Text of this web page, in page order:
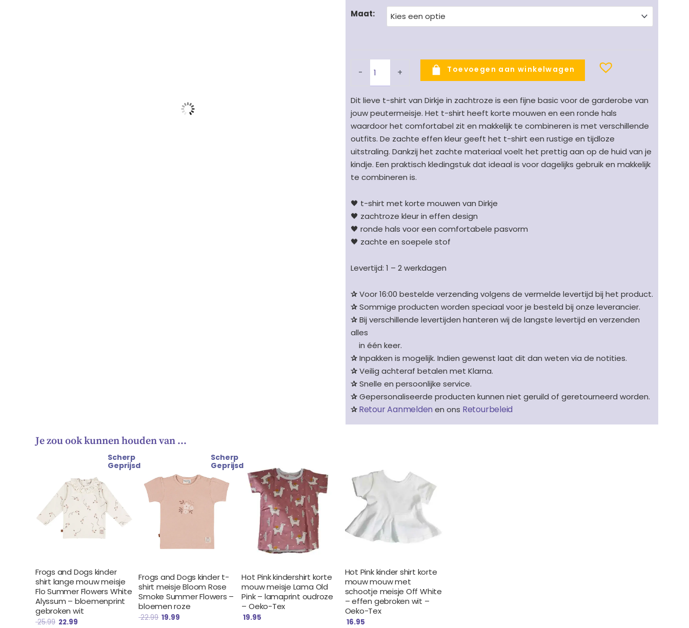
Maat:
-
Dirkje
Babywear
meisjes
Basics
Light
Pink
-
effen
zachtroze
aantal
+ Toevoegen aan winkelwagen
Dit lieve t-shirt van Dirkje in zachtroze is een fijne basic voor de garderobe van
jouw peutermeisje. Het t-shirt heeft korte mouwen en een ronde hals
waardoor het comfortabel zit en makkelijk te combineren is met verschillende
outfits. De zachte effen kleur geeft het t-shirt een rustige en tijdloze
uitstraling. Dankzij het zachte materiaal voelt het prettig aan op de huid van je
kindje. Een praktisch kledingstuk dat ideaal is voor dagelijks gebruik en makkelijk
te combineren is.
🖤 t-shirt met korte mouwen van Dirkje
🖤 zachtroze kleur in effen design
🖤 ronde hals voor een comfortabele pasvorm
🖤 zachte en soepele stof
Levertijd: 1 – 2 werkdagen
✰Voor 16:00 bestelde verzending volgens de vermelde levertijd bij het product.
✰Sommige producten worden speciaal voor je besteld bij onze leverancier.
✰Bij verschillende levertijden hanteren wij de langste levertijd en verzenden
alles
in één keer.
✰Inpakken is mogelijk. Indien gewenst laat dit dan weten via de notities.
✰Veilig achteraf betalen met Klarna.
✰Snelle en persoonlijke service.
✰Gepersonaliseerde producten kunnen niet geruild of geretourneerd worden.
✰Retour Aanmelden en ons Retourbeleid
Je zou ook kunnen houden van …
Scherp
Geprijsd
Frogs and Dogs kinder
shirt lange mouw meisje
Flo Summer Flowers White
Alyssum – bloemenprint
gebroken wit
25.99
Oorspronkelijke
was:
€ 25.99.
22.99
is:
€ 22.99.
Scherp
Geprijsd
Frogs and Dogs kinder t-
shirt meisje Bloom Rose
Smoke Summer Flowers –
bloemen roze
22.99
Oorspronkelijke
was:
€ 22.99.
19.99
is:
€ 19.99.
Hot Pink kindershirt korte
mouw meisje Lama Old
Pink – lamaprint oudroze
– Oeko-Tex
19.95
Hot Pink kinder shirt korte
mouw mouw met
schootje meisje Off White
– effen gebroken wit –
Oeko-Tex
16.95